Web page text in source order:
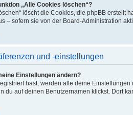
„Alle Cookies löschen“?
löscht die Cookies, die phpBB
– sofern sie von der Board-Administration
und -einstellungen
Einstellungen ändern?
hast, werden alle deine
du auf deinen Benutzernamen klickst. Dort